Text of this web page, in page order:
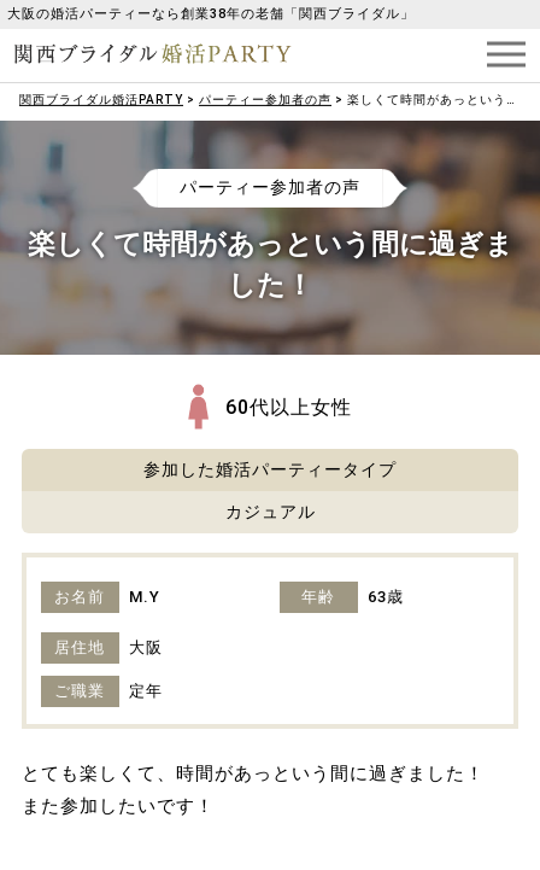
大阪の婚活パーティーなら創業38年の老舗「関西ブライダル」
関西ブライダル婚活PARTY > パーティー参加者の声 > 楽しくて時間があっという間に過ぎました！
パーティー参加者の声
楽しくて時間があっという間に過ぎま
した！
60代以上女性
参加した婚活パーティータイプ
カジュアル
お名前 M.Y 年齢 63歳
居住地 大阪
ご職業 定年
とても楽しくて、時間があっという間に過ぎました！
また参加したいです！